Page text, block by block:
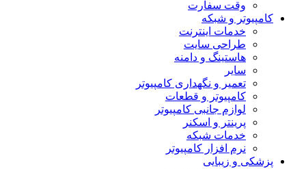
وقت سفارت
کامپیوتر و شبکه
خدمات اینترنت
طراحی سایت
هاستینگ و دامنه
سایر
تعمیر و نگهداری کامپیوتر
کامپیوتر و قطعات
لوازم جانبی کامپیوتر
پرینتر و اسکنر
خدمات شبکه
نرم افزار کامپیوتر
پزشکی و زیبایی